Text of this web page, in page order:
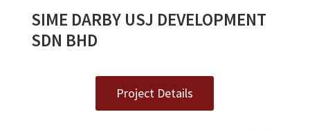
SIME DARBY USJ DEVELOPMENT
SDN BHD
Project Details